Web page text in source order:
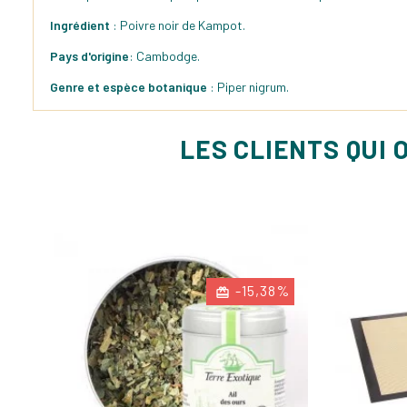
Ingrédient : Poivre noir de Kampot.
Pays d'origine: Cambodge.
Genre et espèce botanique : Piper nigrum.
LES CLIENTS QUI
-15,38%